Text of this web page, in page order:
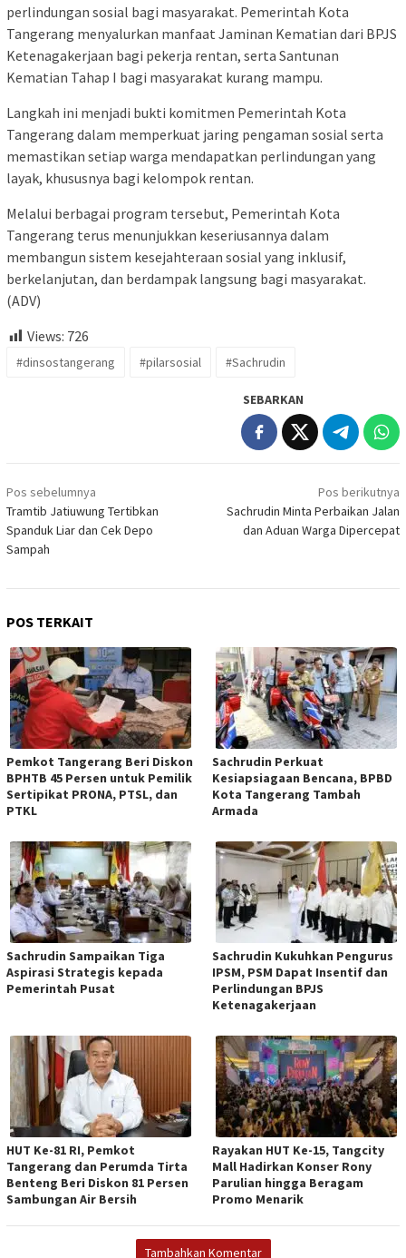
perlindungan sosial bagi masyarakat. Pemerintah Kota
Tangerang menyalurkan manfaat Jaminan Kematian dari BPJS
Ketenagakerjaan bagi pekerja rentan, serta Santunan
Kematian Tahap I bagi masyarakat kurang mampu.
Langkah ini menjadi bukti komitmen Pemerintah Kota
Tangerang dalam memperkuat jaring pengaman sosial serta
memastikan setiap warga mendapatkan perlindungan yang
layak, khususnya bagi kelompok rentan.
Melalui berbagai program tersebut, Pemerintah Kota
Tangerang terus menunjukkan keseriusannya dalam
membangun sistem kesejahteraan sosial yang inklusif,
berkelanjutan, dan berdampak langsung bagi masyarakat.
(ADV)
Views: 726
#dinsostangerang #pilarsosial #Sachrudin
SEBARKAN
Navigasi
pos
Pos sebelumnya
Tramtib Jatiuwung Tertibkan
Spanduk Liar dan Cek Depo
Sampah
Pos berikutnya
Sachrudin Minta Perbaikan Jalan
dan Aduan Warga Dipercepat
POS TERKAIT
Pemkot Tangerang Beri Diskon
BPHTB 45 Persen untuk Pemilik
Sertipikat PRONA, PTSL, dan
PTKL
Sachrudin Perkuat
Kesiapsiagaan Bencana, BPBD
Kota Tangerang Tambah
Armada
Sachrudin Sampaikan Tiga
Aspirasi Strategis kepada
Pemerintah Pusat
Sachrudin Kukuhkan Pengurus
IPSM, PSM Dapat Insentif dan
Perlindungan BPJS
Ketenagakerjaan
HUT Ke-81 RI, Pemkot
Tangerang dan Perumda Tirta
Benteng Beri Diskon 81 Persen
Sambungan Air Bersih
Rayakan HUT Ke-15, Tangcity
Mall Hadirkan Konser Rony
Parulian hingga Beragam
Promo Menarik
Tambahkan Komentar